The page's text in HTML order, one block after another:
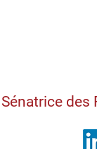
Sénatrice des